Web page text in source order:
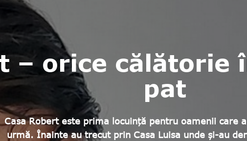
– orice
pat
Casa Robert este prima locuință pentru oamenii care
urmă. Înainte au trecut prin Casa Luisa unde și-au